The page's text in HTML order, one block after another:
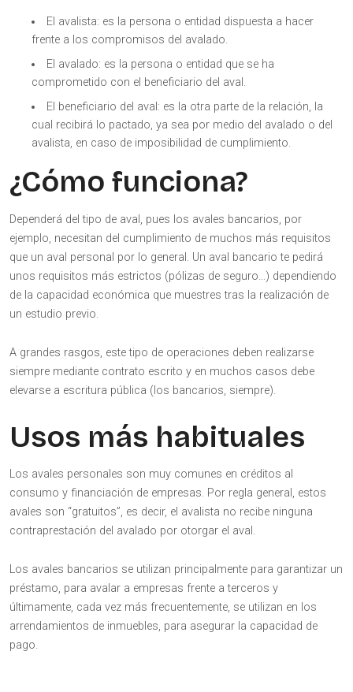
El avalista: es la persona o entidad dispuesta a hacer
frente a los compromisos del avalado.
El avalado: es la persona o entidad que se ha
comprometido con el beneficiario del aval.
El beneficiario del aval: es la otra parte de la relación, la
cual recibirá lo pactado, ya sea por medio del avalado o del
avalista, en caso de imposibilidad de cumplimiento.
¿Cómo funciona?
Dependerá del tipo de aval, pues los avales bancarios, por
ejemplo, necesitan del cumplimiento de muchos más requisitos
que un aval personal por lo general. Un aval bancario te pedirá
unos requisitos más estrictos (pólizas de seguro…) dependiendo
de la capacidad económica que muestres tras la realización de
un estudio previo.
A grandes rasgos, este tipo de operaciones deben realizarse
siempre mediante contrato escrito y en muchos casos debe
elevarse a escritura pública (los bancarios, siempre).
Usos más habituales
Los avales personales son muy comunes en créditos al
consumo y financiación de empresas. Por regla general, estos
avales son “gratuitos”, es decir, el avalista no recibe ninguna
contraprestación del avalado por otorgar el aval.
Los avales bancarios se utilizan principalmente para garantizar un
préstamo, para avalar a empresas frente a terceros y
últimamente, cada vez más frecuentemente, se utilizan en los
arrendamientos de inmuebles, para asegurar la capacidad de
pago.